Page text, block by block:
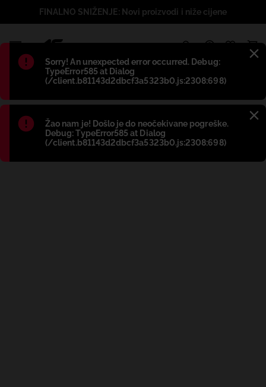
Błąd:
Sorry! An unexpected error occurred. Debug:
TypeError585 at Dialog
(/client.b81143d2dbcf3a5323b0.js:2308:698)
Błąd:
Žao nam je! Došlo je do neočekivane pogreške.
Debug: TypeError585 at Dialog
(/client.b81143d2dbcf3a5323b0.js:2308:698)
FINALNO SNIŽENJE: Novi proizvodi i niže cijene